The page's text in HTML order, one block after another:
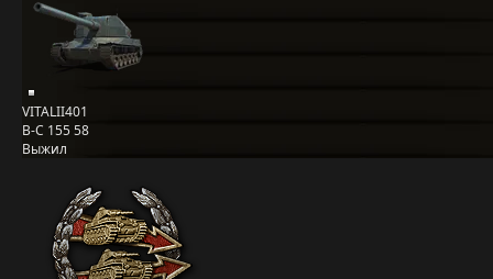
VITALII401
B-C 155 58
Выжил